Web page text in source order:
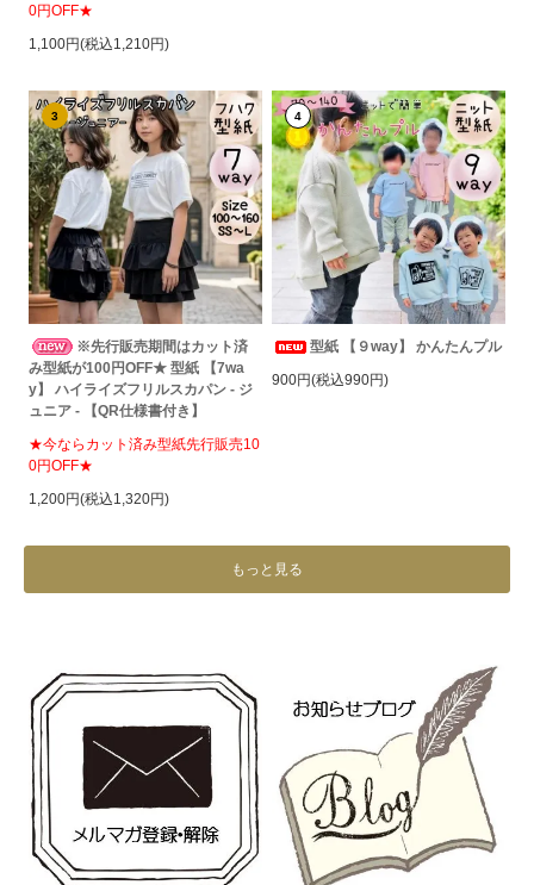
0円OFF★
1,100円(税込1,210円)
3
※先行販売期間はカット済
み型紙が100円OFF★ 型紙 【7wa
y】 ハイライズフリルスカパン - ジ
ュニア - 【QR仕様書付き】
★今ならカット済み型紙先行販売10
0円OFF★
1,200円(税込1,320円)
4
型紙 【９way】 かんたんプル
900円(税込990円)
もっと見る